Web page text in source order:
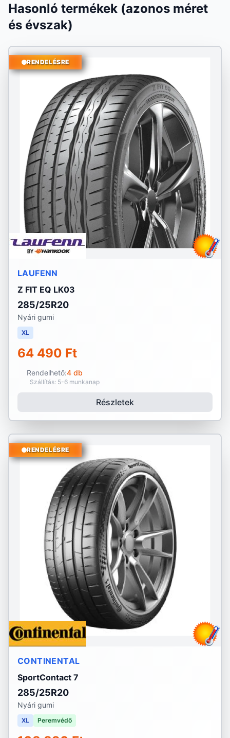
Hasonló termékek (azonos méret
és évszak)
RENDELÉSRE
LAUFENN
Z FIT EQ LK03
285/25R20
Nyári gumi
XL
64 490 Ft
Rendelhető:4 db
Szállítás: 5-6 munkanap
Részletek
RENDELÉSRE
CONTINENTAL
SportContact 7
285/25R20
Nyári gumi
XL Peremvédő